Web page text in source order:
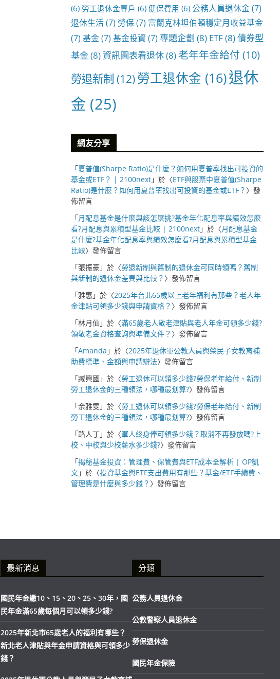
(6) 勞工退休金專戶 (6) 健保費用 (6) 公務人員退休金(7)
退休生活(7) 勞保(7) 富蘭克林坦伯頓穩定月收益基金
(7) 基金(7) 基金投資 (7) 專題企劃 (8) ETF(8)債券型
基金(8)資訊圖表看退休(8)老年年金給付 (10)
勞退新制 (12)勞工退休金 (16)退休
金 (25)
網友分享
「夏普值(Sharpe Ratio)是什麼？如何用夏普率找出可投資的
基金或ETF？ | 2100next」於〈ETF與股票中夏普值(Sharpe
Ratio)是什麼？如何用夏普率找出可投資的基金或ETF？ 〉發
佈留言
「月配息基金是什麼與該怎麼挑?基金年化配息率與績效怎麼
看?月配息與累積型基金比較 | 2100next」於〈月配息基金
是什麼?基金年化配息率與績效怎麼看?月配息與累積型基金
比較〉發佈留言
「張振豪」於〈勞退新制與舊制的退休金可同時領嗎？舊制
與新制的退休金差異與比較？ 〉發佈留言
「雅惠 」於〈2025年台北65歲以上老年福利有那些？老人年
金津貼可領多少錢與申請資格？ 〉發佈留言
「林月仙 」於〈滿65歲老人敬老津貼與老人年金可領多少錢?
領敬老金資格查詢與準備文件？ 〉發佈留言
「Amanda 」於〈2025年退休軍公教人員與榮民子女教育補
助費標準、金額與申請辦法〉發佈留言
「臧興國 」於〈勞工退休可以領多少錢?勞保老年給付、新制
勞工退休金的三種領法，哪種最划算?〉發佈留言
「余雅雯」於〈勞工退休可以領多少錢?勞保老年給付、新制
勞工退休金的三種領法，哪種最划算?〉發佈留言
「路人丁」於〈軍人終身俸可領多少錢？取消不再發放嗎?上
校、中校與少校薪水多少錢?〉發佈留言
「揭秘基金投資：管理費、保管費與ETF成本全解析 | OP凱
文」於〈投資基金與ETF支出費用有那些？基金/ETF手續費、
管理費是什麼與多少錢？ 〉發佈留言
最新消息
國民年金繳10、15、20、25、30年，國
民年金滿65歲每個月可以領多少錢?
2025年新北市65歲老人的福利有哪些？
新北老人津貼與年金申請資格與可領多少
錢？
分類
公務人員退休金
公教警察人員退休金
勞保退休金
國民年金保險